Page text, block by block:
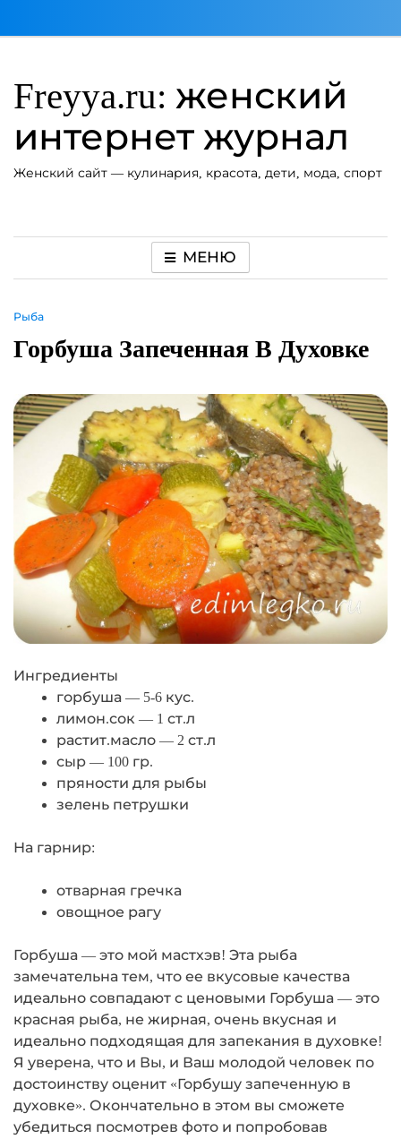
Freyya.ru: женский
интернет журнал
Женский сайт — кулинария, красота, дети, мода, спорт
МЕНЮ
Рыба
Горбуша Запеченная В Духовке
Ингредиенты
горбуша — 5-6 кус.
лимон.сок — 1 ст.л
растит.масло — 2 ст.л
сыр — 100 гр.
пряности для рыбы
зелень петрушки
На гарнир:
отварная гречка
овощное рагу
Горбуша — это мой мастхэв! Эта рыба
замечательна тем, что ее вкусовые качества
идеально совпадают с ценовыми Горбуша — это
красная рыба, не жирная, очень вкусная и
идеально подходящая для запекания в духовке!
Я уверена, что и Вы, и Ваш молодой человек по
достоинству оценит «Горбушу запеченную в
духовке». Окончательно в этом вы сможете
убедиться посмотрев фото и попробовав